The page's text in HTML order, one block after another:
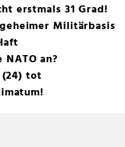
erstmals 31 Grad!
Militärbasis
an?
tot